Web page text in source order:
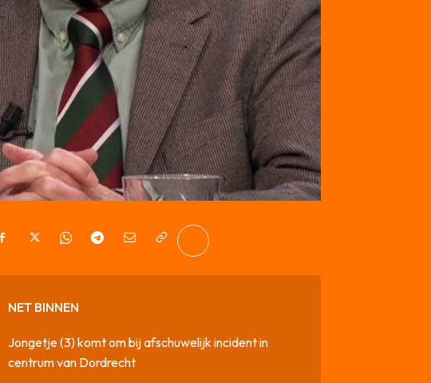
NET BINNEN
Jongetje (3) komt om bij afschuwelijk incident in
centrum van Dordrecht